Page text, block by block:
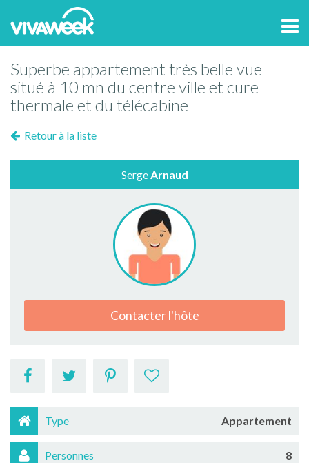
Superbe appartement très belle vue
situé à 10 mn du centre ville et cure
thermale et du télécabine
Retour à la liste
SergeArnaud
Contacter l'hôte
Type Appartement
Personnes 8